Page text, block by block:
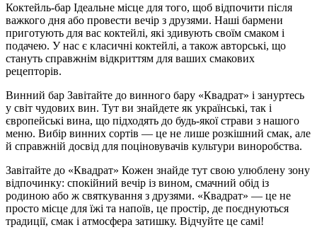
Коктейль-бар Ідеальне місце для того, щоб відпочити після
важкого дня або провести вечір з друзями. Наші бармени
приготують для вас коктейлі, які здивують своїм смаком і
подачею. У нас є класичні коктейлі, а також авторські, що
стануть справжнім відкриттям для ваших смакових
рецепторів.
Винний бар Завітайте до винного бару «Квадрат» і зануртесь
у світ чудових вин. Тут ви знайдете як українські, так і
європейські вина, що підходять до будь-якої страви з нашого
меню. Вибір винних сортів — це не лише розкішний смак, але
й справжній досвід для поціновувачів культури виноробства.
Завітайте до «Квадрат» Кожен знайде тут свою улюблену зону
відпочинку: спокійний вечір із вином, смачний обід із
родиною або ж святкування з друзями. «Квадрат» — це не
просто місце для їжі та напоїв, це простір, де поєднуються
традиції, смак і атмосфера затишку. Відчуйте це самі!